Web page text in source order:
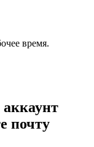
время.
аккаунт
почту